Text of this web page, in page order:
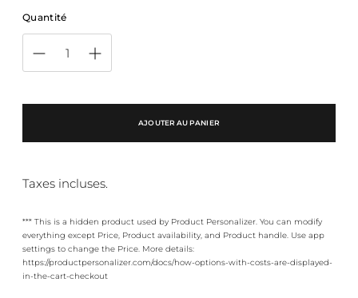
Quantité
AJOUTER AU PANIER
Taxes incluses.
*** This is a hidden product used by Product Personalizer. You can modify
everything except Price, Product availability, and Product handle. Use app
settings to change the Price. More details:
https://productpersonalizer.com/docs/how-options-with-costs-are-displayed-
in-the-cart-checkout